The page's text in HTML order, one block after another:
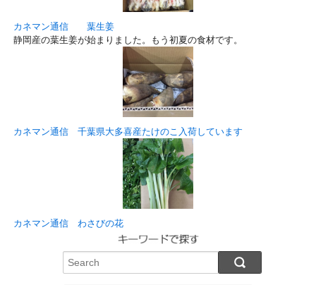
カネマン通信 葉生姜
静岡産の葉生姜が始まりました。もう初夏の食材です。
カネマン通信 千葉県大多喜産たけのこ入荷しています
カネマン通信 わさびの花